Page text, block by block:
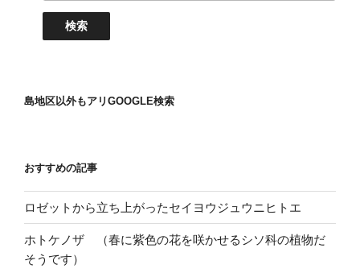
島地区以外もアリGOOGLE検索
おすすめの記事
ロゼットから立ち上がったセイヨウジュウニヒトエ
ホトケノザ （春に紫色の花を咲かせるシソ科の植物だ
そうです）